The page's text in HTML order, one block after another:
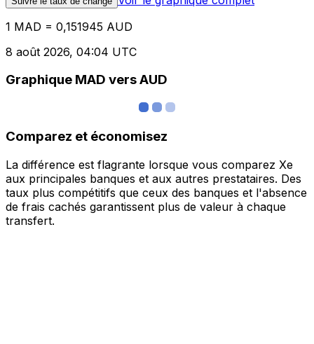
1 MAD = 0,151945 AUD
8 août 2026, 04:04 UTC
Graphique MAD vers AUD
Comparez et économisez
La différence est flagrante lorsque vous comparez Xe
aux principales banques et aux autres prestataires. Des
taux plus compétitifs que ceux des banques et l'absence
de frais cachés garantissent plus de valeur à chaque
transfert.